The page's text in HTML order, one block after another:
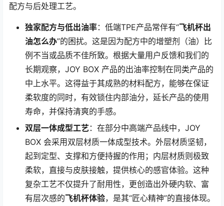
配方与后处理工艺。
独家配方与低出油率：低端TPE产品常伴有“飞机杯出
油怎么办”的困扰。这是因为配方中的增塑剂（油）比
例不当或品质不佳所致。根据大量用户反馈和我们的
长期观察，JOY BOX 产品的出油率控制在同类产品的
中上水平。这得益于其成熟的材料配方，能够在保证
柔软度的同时，有效锁住内部油分，延长产品的使用
寿命，并保持清爽的手感。
双层一体成型工艺：在部分中高端产品线中，JOY
BOX 会采用双层材质一体成型技术。外层材质坚韧，
起到定型、支撑和方便持握的作用；内层材质则极致
柔软，直接与皮肤接触，提供核心的感官体验。这种
复杂工艺不仅提升了耐用性，更创造出外硬内软、富
有层次感的飞机杯体验，是其“匠心精神”的直接体现。